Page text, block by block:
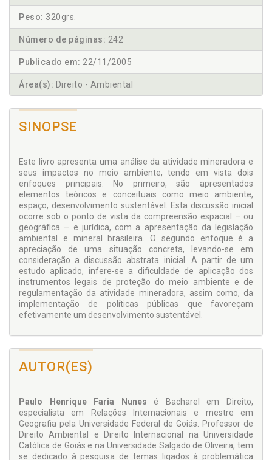
Peso: 320grs.
Número de páginas: 242
Publicado em: 22/11/2005
Área(s): Direito - Ambiental
SINOPSE
Este livro apresenta uma análise da atividade mineradora e
seus impactos no meio ambiente, tendo em vista dois
enfoques principais. No primeiro, são apresentados
elementos teóricos e conceituais como meio ambiente,
espaço, desenvolvimento sustentável. Esta discussão inicial
ocorre sob o ponto de vista da compreensão espacial – ou
geográfica – e jurídica, com a apresentação da legislação
ambiental e mineral brasileira. O segundo enfoque é a
apreciação de uma situação concreta, levando-se em
consideração a discussão abstrata inicial. A partir de um
estudo aplicado, infere-se a dificuldade de aplicação dos
instrumentos legais de proteção do meio ambiente e de
regulamentação da atividade mineradora, assim como, da
implementação de políticas públicas que favoreçam
efetivamente um desenvolvimento sustentável.
AUTOR(ES)
Paulo Henrique Faria Nunes é Bacharel em Direito,
especialista em Relações Internacionais e mestre em
Geografia pela Universidade Federal de Goiás. Professor de
Direito Ambiental e Direito Internacional na Universidade
Católica de Goiás e na Universidade Salgado de Oliveira, tem
se dedicado à pesquisa de temas ligados à problemática